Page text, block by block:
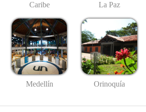
Caribe La Paz
Medellín Orinoquía